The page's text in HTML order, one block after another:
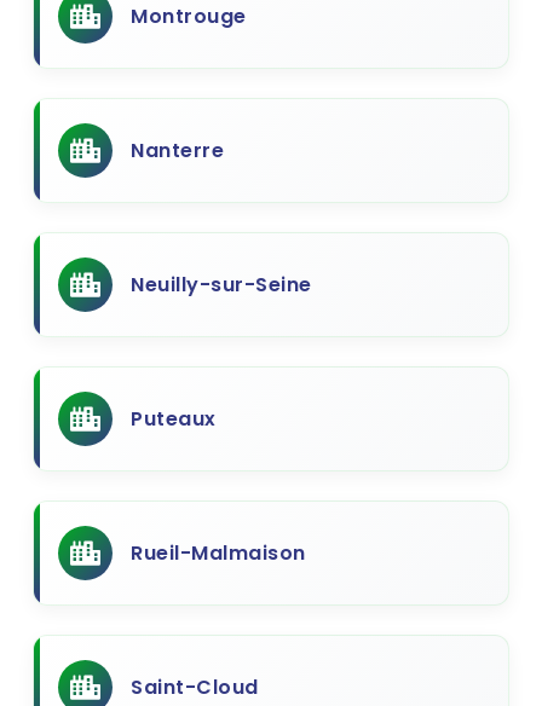
Montrouge
Nanterre
Neuilly-sur-Seine
Puteaux
Rueil-Malmaison
Saint-Cloud